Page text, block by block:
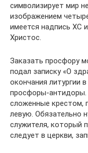
символизирует мир
изображением
имеется надпись ХС
Христос.
Заказать просфору
подал записку «О
окончания литургии
просфоры-антидоры.
сложенные крестом,
левую. Обязательно
служителя, который
следует в церкви,